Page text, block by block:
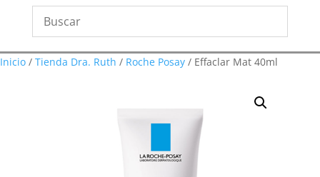
Inicio / Tienda Dra. Ruth / Roche Posay / Effaclar Mat 40ml